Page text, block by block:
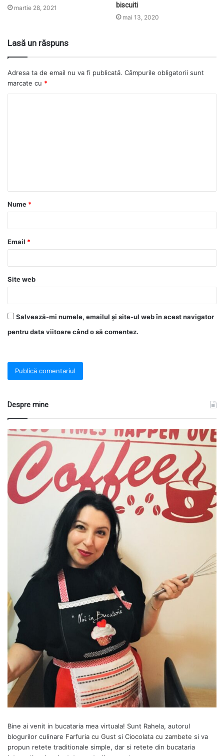
martie 28, 2021
biscuiti
mai 13, 2020
Lasă un răspuns
Adresa ta de email nu va fi publicată. Câmpurile obligatorii sunt
marcate cu *
Nume *
Email *
Site web
Salvează-mi numele, emailul și site-ul web în acest navigator
pentru data viitoare când o să comentez.
Despre mine
Bine ai venit in bucataria mea virtuala! Sunt Rahela, autorul
blogurilor culinare Farfuria cu Gust si Ciocolata cu zambete si va
propun retete traditionale simple, dar si retete din bucataria